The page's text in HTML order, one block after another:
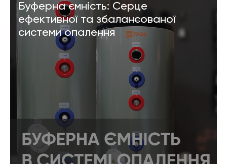
Буферна ємність: Серце
ефективної та збалансованої
системи опалення